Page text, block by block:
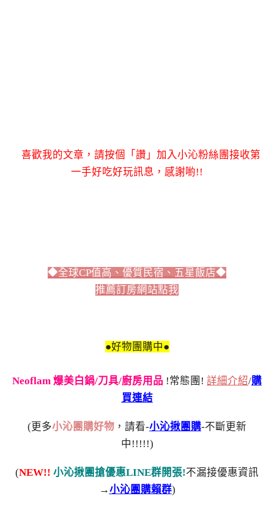
喜歡我的文章，請按個「讚」加入小沁粉絲團接收第
一手好吃好玩訊息，感謝喲!!
◆全球CP值高、優質民宿、五星飯店◆
推薦訂房網站點我
●好物團購中●
Neoflam 爆美白鍋/刀具/廚房用品 !常態團! 詳細介紹/購
買連結
(更多小沁團購好物 ，請看-小沁揪團購-不斷更新
中!!!!!)
(NEW!! 小沁揪團搶優惠LINE群開張!不漏接優惠資訊
→小沁團購賴群)